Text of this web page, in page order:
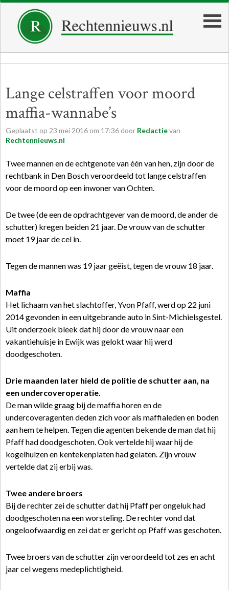
Lange celstraffen voor moord
maffia-wannabe’s
Geplaatst op 23 mei 2016 om 17:36 door Redactievan
Rechtennieuws.nl
Twee mannen en de echtgenote van één van hen, zijn door de
rechtbank in Den Bosch veroordeeld tot lange celstraffen
voor de moord op een inwoner van Ochten.
De twee (de een de opdrachtgever van de moord, de ander de
schutter) kregen beiden 21 jaar. De vrouw van de schutter
moet 19 jaar de cel in.
Tegen de mannen was 19 jaar geëist, tegen de vrouw 18 jaar.
Maffia
Het lichaam van het slachtoffer, Yvon Pfaff, werd op 22 juni
2014 gevonden in een uitgebrande auto in Sint-Michielsgestel.
Uit onderzoek bleek dat hij door de vrouw naar een
vakantiehuisje in Ewijk was gelokt waar hij werd
doodgeschoten.
Drie maanden later hield de politie de schutter aan, na
een undercoveroperatie.
De man wilde graag bij de maffia horen en de
undercoveragenten deden zich voor als maffialeden en boden
aan hem te helpen. Tegen die agenten bekende de man dat hij
Pfaff had doodgeschoten. Ook vertelde hij waar hij de
kogelhulzen en kentekenplaten had gelaten. Zijn vrouw
vertelde dat zij erbij was.
Twee andere broers
Bij de rechter zei de schutter dat hij Pfaff per ongeluk had
doodgeschoten na een worsteling. De rechter vond dat
ongeloofwaardig en zei dat er gericht op Pfaff was geschoten.
Twee broers van de schutter zijn veroordeeld tot zes en acht
jaar cel wegens medeplichtigheid.